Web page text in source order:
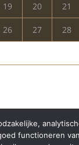
19 20 21
26 27 28
functioneren